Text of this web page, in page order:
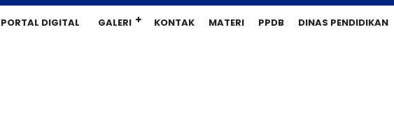
PORTAL DIGITAL GALERI KONTAK MATERI PPDB DINAS PENDIDIKAN